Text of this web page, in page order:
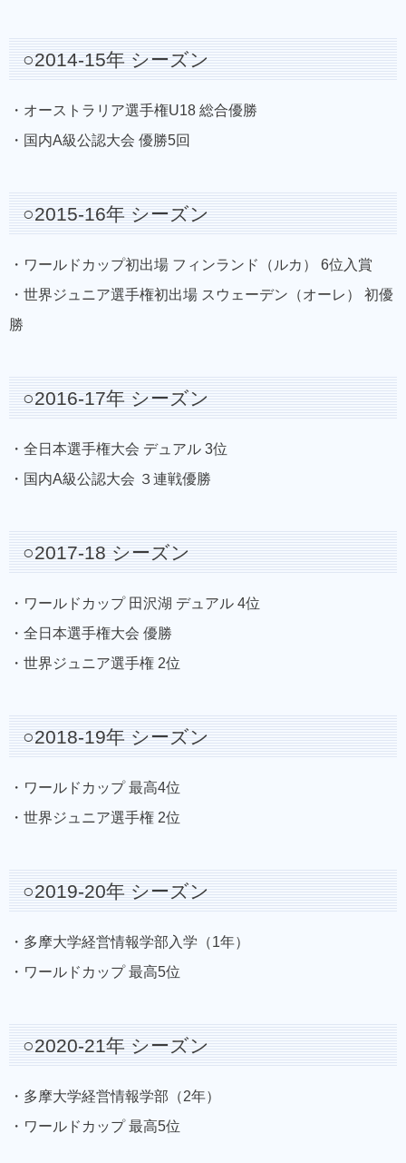
○2014-15年 シーズン
・オーストラリア選手権U18 総合優勝
・国内A級公認大会 優勝5回
○2015-16年 シーズン
・ワールドカップ初出場 フィンランド（ルカ） 6位入賞
・世界ジュニア選手権初出場 スウェーデン（オーレ） 初優
勝
○2016-17年 シーズン
・全日本選手権大会 デュアル 3位
・国内A級公認大会 ３連戦優勝
○2017-18 シーズン
・ワールドカップ 田沢湖 デュアル 4位
・全日本選手権大会 優勝
・世界ジュニア選手権 2位
○2018-19年 シーズン
・ワールドカップ 最高4位
・世界ジュニア選手権 2位
○2019-20年 シーズン
・多摩大学経営情報学部入学（1年）
・ワールドカップ 最高5位
○2020-21年 シーズン
・多摩大学経営情報学部（2年）
・ワールドカップ 最高5位